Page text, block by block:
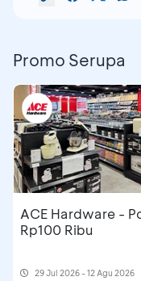
Promo Serupa
ACE Hardware -
Rp100 Ribu
29 Jul 2026 - 12 Agu 2026